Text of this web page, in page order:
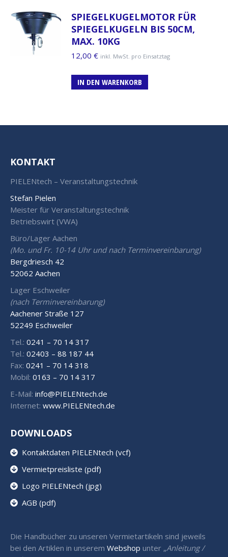
SPIEGELKUGELMOTOR FÜR
SPIEGELKUGELN BIS 50CM,
MAX. 10KG
12,00 € inkl. MwSt. pro Einsatztag
IN DEN WARENKORB
KONTAKT
PIELENtech – Veranstaltungstechnik
Stefan Pielen
Meister für Veranstaltungstechnik
Betriebswirt (VWA)
Büro/Lager Aachen
(Mo. und Fr. 10-14 Uhr und nach Terminvereinbarung)
Bergdriesch 42
52062 Aachen
Lager Eschweiler
(nach Terminvereinbarung)
Aachener Straße 127
52249 Eschweiler
Tel.: 0241 – 70 14 317
Tel.: 02403 – 88 187 44
Fax: 0241 – 70 14 318
Mobil: 0163 – 70 14 317
E-Mail: info@PIELENtech.de
Internet: www.PIELENtech.de
DOWNLOADS
Kontaktdaten PIELENtech (vcf)
Vermietpreisliste (pdf)
Logo PIELENtech (jpg)
AGB (pdf)
Die Handbücher zu unseren Vermietartikeln sind jeweils
bei den Artiklen in unserem Webshop unter „Anleitung /